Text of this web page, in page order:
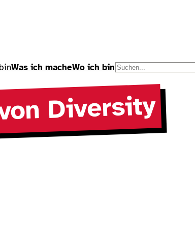
Was ich macheWo ich binS
h
e
n
Diversity